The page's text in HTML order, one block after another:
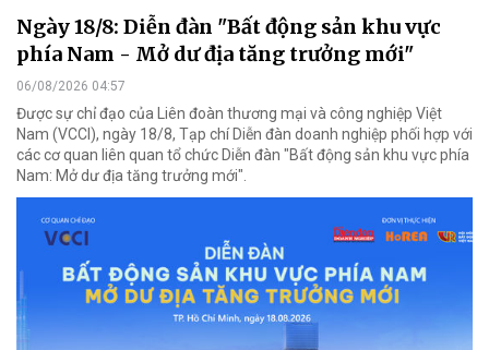
Ngày 18/8: Diễn đàn "Bất động sản khu vực
phía Nam - Mở dư địa tăng trưởng mới"
06/08/2026 04:57
Được sự chỉ đạo của Liên đoàn thương mại và công nghiệp Việt
Nam (VCCI), ngày 18/8, Tạp chí Diễn đàn doanh nghiệp phối hợp với
các cơ quan liên quan tổ chức Diễn đàn "Bất động sản khu vực phía
Nam: Mở dư địa tăng trưởng mới".